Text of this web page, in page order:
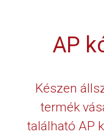
AP
Készen
termék
található AP